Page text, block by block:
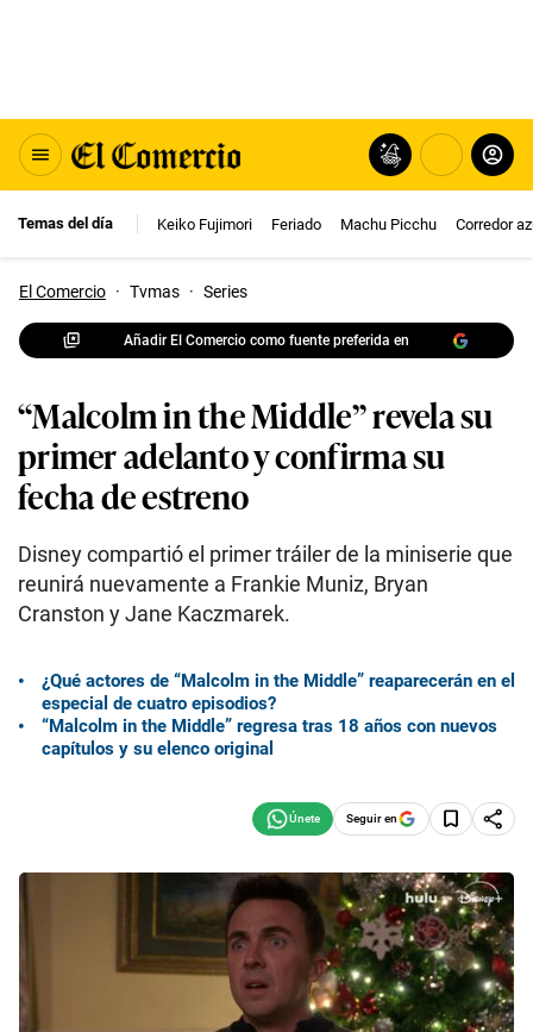
Temas del día Keiko Fujimori Feriado Machu Picchu Corredor
El Comercio · Tvmas · Series
Añadir El Comercio como fuente preferida en
“Malcolm in the Middle” revela su
primer adelanto y confirma su
fecha de estreno
Disney compartió el primer tráiler de la miniserie que
reunirá nuevamente a Frankie Muniz, Bryan
Cranston y Jane Kaczmarek.
¿Qué actores de “Malcolm in the Middle” reaparecerán en el
especial de cuatro episodios?
“Malcolm in the Middle” regresa tras 18 años con nuevos
capítulos y su elenco original
Seguir en